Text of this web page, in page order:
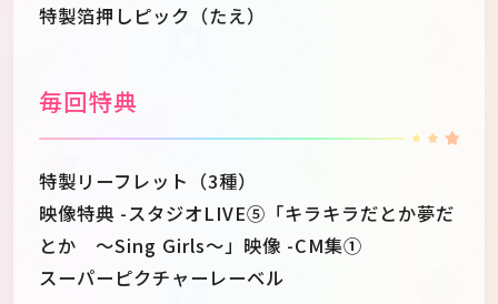
特製箔押しピック（たえ）
毎回特典
特製リーフレット（3種）
映像特典 -スタジオLIVE⑤「キラキラだとか夢だ
とか ～Sing Girls～」映像 -CM集①
スーパーピクチャーレーベル